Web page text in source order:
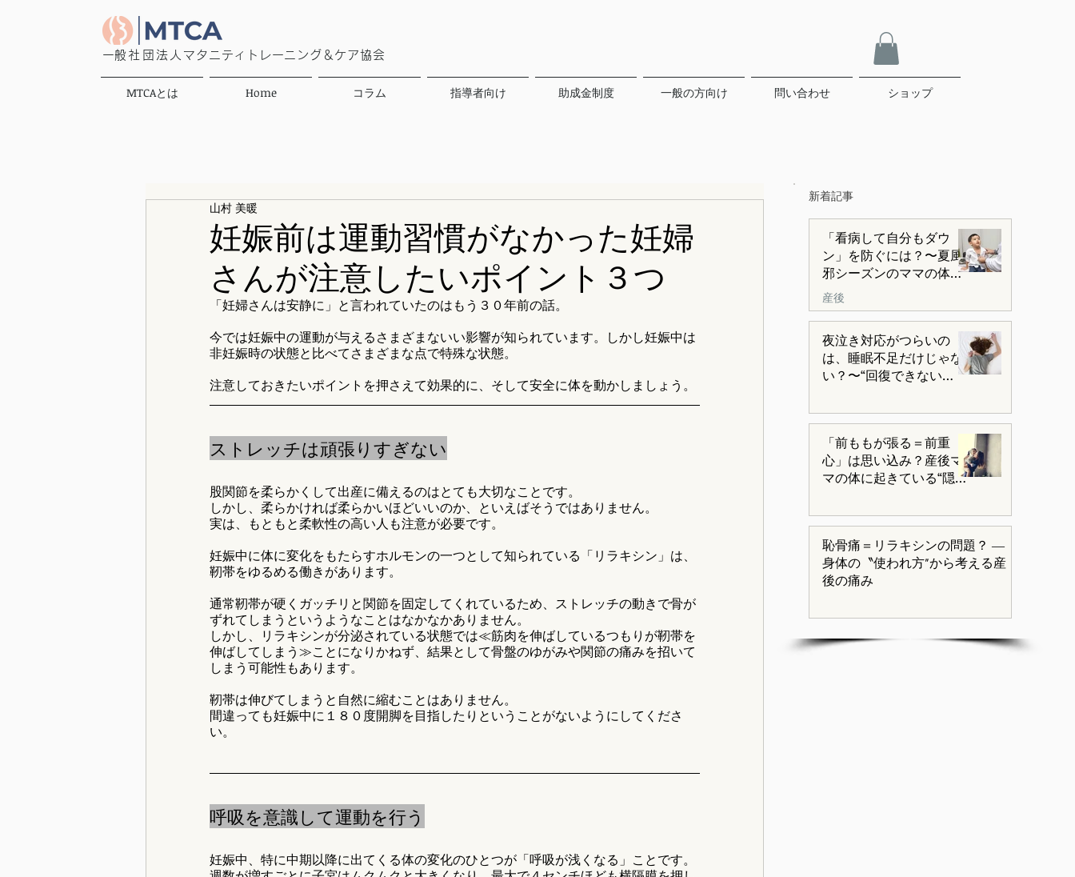
​一般社団法人 マタニティトレーニング＆ケア協会
MTCAとは Home コラム 指導者向け 助成金制度 一般の方向け 問い合わせ ショップ
妊娠前は運動習慣がなかった妊婦
さんが注意したいポイント３つ
山村 美暖
「妊婦さんは安静に」と言われていたのはもう３０年前の話。
今では妊娠中の運動が与えるさまざまないい影響が知られています。しかし妊娠中は
非妊娠時の状態と比べてさまざまな点で特殊な状態。
注意しておきたいポイントを押さえて効果的に、そして安全に体を動かしましょう。
ストレッチは頑張りすぎない
股関節を柔らかくして出産に備えるのはとても大切なことです。
しかし、柔らかければ柔らかいほどいいのか、といえばそうではありません。
実は、もともと柔軟性の高い人も注意が必要です。
妊娠中に体に変化をもたらすホルモンの一つとして知られている「リラキシン」は、
靭帯をゆるめる働きがあります。
通常靭帯が硬くガッチリと関節を固定してくれているため、ストレッチの動きで骨が
ずれてしまうというようなことはなかなかありません。
しかし、リラキシンが分泌されている状態では≪筋肉を伸ばしているつもりが靭帯を
伸ばしてしまう≫ことになりかねず、結果として骨盤のゆがみや関節の痛みを招いて
しまう可能性もあります。
靭帯は伸びてしまうと自然に縮むことはありません。
間違っても妊娠中に１８０度開脚を目指したりということがないようにしてくださ
い。
呼吸を意識して運動を行う
妊娠中、特に中期以降に出てくる体の変化のひとつが「呼吸が浅くなる」ことです。
​新着記事
「看病して自分もダウ
ン」を防ぐには？〜夏風
邪シーズンのママの体を
守る3つの視点〜
産後
夜泣き対応がつらいの
は、睡眠不足だけじゃな
い？〜“回復できない
「前ももが張る＝前重
心」は思い込み？産後マ
マの体に起きている“隠れ
恥骨痛＝リラキシンの問題？ ―
身体の〝使われ方″から考える産
後の痛み